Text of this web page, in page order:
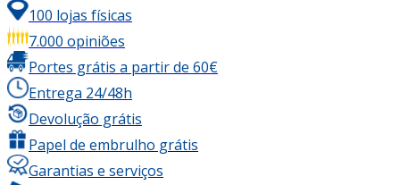
100 lojas físicas
7.000 opiniões
Portes grátis a partir de 60€
Entrega 24/48h
Devolução grátis
Papel de embrulho grátis
Garantias e serviços